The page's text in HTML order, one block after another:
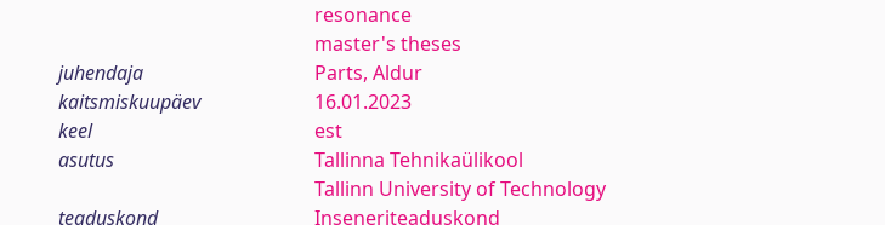
resonance
master's theses
juhendaja
Parts, Aldur
kaitsmiskuupäev
16.01.2023
keel
est
asutus
Tallinna Tehnikaülikool
Tallinn University of Technology
teaduskond
Inseneriteaduskond